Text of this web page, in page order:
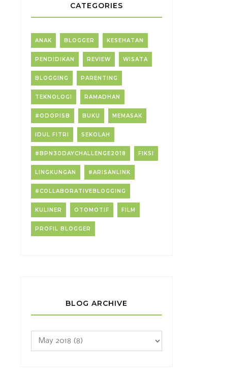
CATEGORIES
ANAK BLOGGER KESEHATAN
PENDIDIKAN REVIEW WISATA
BLOGGING PARENTING
TEKNOLOGI RAMADHAN
#ODOPISB BUKU MEMASAK
IDUL FITRI SEKOLAH
#BPN30DAYCHALLENGE2018 FIKSI
LINGKUNGAN #ARISANLINK
#COLLABORATIVEBLOGGING
KULINER OTOMOTIF FILM
PROFIL BLOGGER
BLOG ARCHIVE